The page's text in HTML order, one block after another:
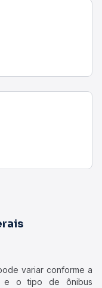
variar conforme a
e o tipo de ônibus